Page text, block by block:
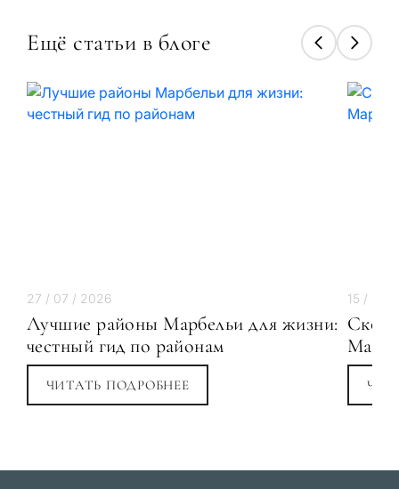
Ещё статьи в блоге
27 / 07 / 2026
Лучшие районы Марбельи для жизни:
честный гид по районам
ЧИТАТЬ ПОДРОБНЕЕ
15 / 07